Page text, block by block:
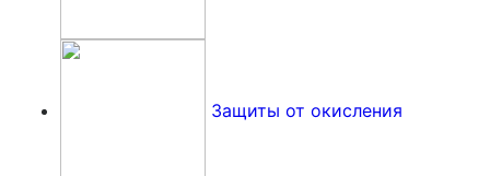
Защиты от окисления